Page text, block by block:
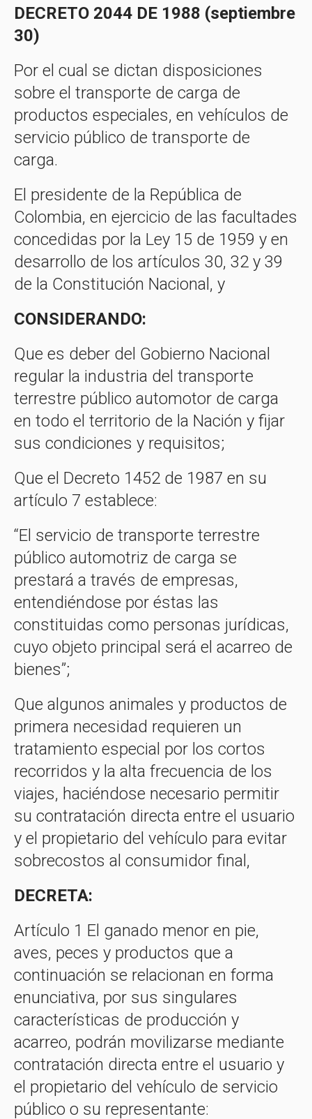
DECRETO 2044 DE 1988 (septiembre
30)
Por el cual se dictan disposiciones
sobre el transporte de carga de
productos especiales, en vehículos de
servicio público de transporte de
carga.
El presidente de la República de
Colombia, en ejercicio de las facultades
concedidas por la Ley 15 de 1959 y en
desarrollo de los artículos 30, 32 y 39
de la Constitución Nacional, y
CONSIDERANDO:
Que es deber del Gobierno Nacional
regular la industria del transporte
terrestre público automotor de carga
en todo el territorio de la Nación y fijar
sus condiciones y requisitos;
Que el Decreto 1452 de 1987 en su
artículo 7 establece:
“El servicio de transporte terrestre
público automotriz de carga se
prestará a través de empresas,
entendiéndose por éstas las
constituidas como personas jurídicas,
cuyo objeto principal será el acarreo de
bienes”;
Que algunos animales y productos de
primera necesidad requieren un
tratamiento especial por los cortos
recorridos y la alta frecuencia de los
viajes, haciéndose necesario permitir
su contratación directa entre el usuario
y el propietario del vehículo para evitar
sobrecostos al consumidor final,
DECRETA:
Artículo 1 El ganado menor en pie,
aves, peces y productos que a
continuación se relacionan en forma
enunciativa, por sus singulares
características de producción y
acarreo, podrán movilizarse mediante
contratación directa entre el usuario y
el propietario del vehículo de servicio
público o su representante: